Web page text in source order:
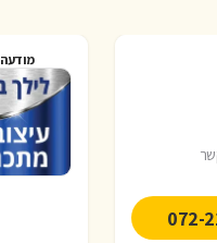
072-
מודעה